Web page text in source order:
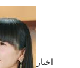
اخبار